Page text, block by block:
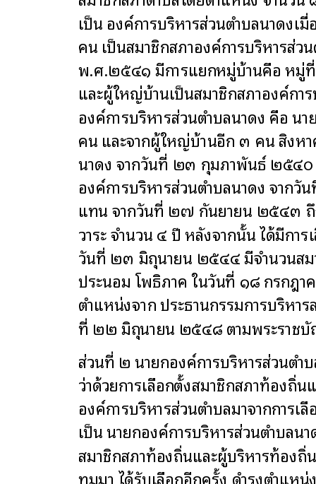
เป็น องค์การบริหารส่วนตำบลนาด
คน เป็นสมาชิกสภาองค์การบริหารส่
พ.ศ.๒๕๔๑ มีการแยกหมู่บ้านคือ หมู่ที่
และผู้ใหญ่บ้านเป็นสมาชิกสภาองค์กา
องค์การบริหารส่วนตำบลนาดง คือ น
คน และจากผู้ใหญ่บ้านอีก ๓ คน สิงหา
นาดง จากวันที่ ๒๓ กุมภาพันธ์ ๒๕๔๐
องค์การบริหารส่วนตำบลนาดง จาก
แทน จากวันที่ ๒๗ กันยายน ๒๕๔๓ ถึ
วาระ จำนวน ๔ ปี หลังจากนั้น ได้มีกา
วันที่ ๒๓ มิถุนายน ๒๕๔๔ มีจำนวนสม
ประนอม โพธิภาค ในวันที่ ๑๘ กรกฎ
ตำแหน่งจาก ประธานกรรมการบริหา
ที่ ๒๒ มิถุนายน ๒๕๔๘ ตามพระราช
ส่วนที่ ๒ นายกองค์การบริหารส่วนตำ
ว่าด้วยการเลือกตั้งสมาชิกสภาท้องถิ่
องค์การบริหารส่วนตำบลมาจากการ
เป็น นายกองค์การบริหารส่วนตำบล
สมาชิกสภาท้องถิ่นและผู้บริหารท้อง
ทุมมา ได้รับเลือกอีกครั้ง ดำรงตำแ